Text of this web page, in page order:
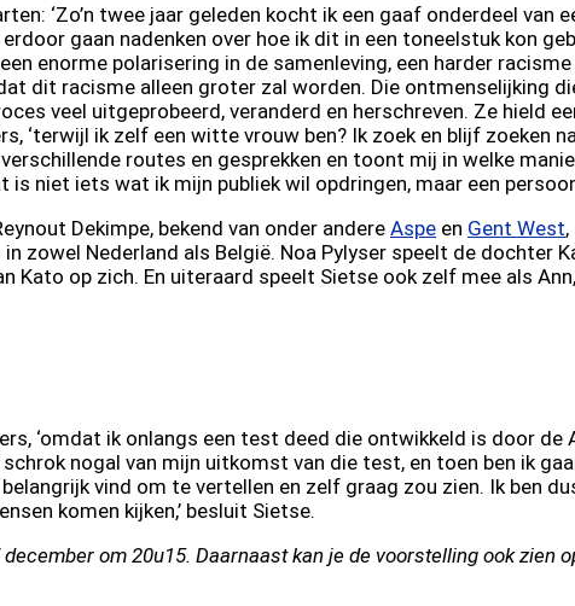
‘Zo’n twee jaar geleden kocht ik een gaaf onderdeel van
gaan nadenken over hoe ik dit in een toneelstuk kon
enorme polarisering in de samenleving, een harder
dit racisme alleen groter zal worden. Die ontmenselijking
veel uitgeprobeerd, veranderd en herschreven. Ze hield
‘terwijl ik zelf een witte vrouw ben? Ik zoek en blijf zoeken
routes en gesprekken en toont mij in welke
niet iets wat ik mijn publiek wil opdringen, maar een
Dekimpe, bekend van onder andere Aspe en Gent West
zowel Nederland als België. Noa Pylyser speelt de dochter
Kato op zich. En uiteraard speelt Sietse ook zelf mee als
‘omdat ik onlangs een test deed die ontwikkeld is door
nogal van mijn uitkomst van die test, en toen ben ik
vind om te vertellen en zelf graag zou zien. Ik ben
komen kijken,’ besluit Sietse.
om 20u15. Daarnaast kan je de voorstelling ook zien